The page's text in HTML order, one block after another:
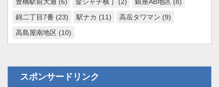
錦二丁目7番 (23) 駅ナカ (11) 高岳タワマン (9)
高島屋南地区 (10)
スポンサードリンク